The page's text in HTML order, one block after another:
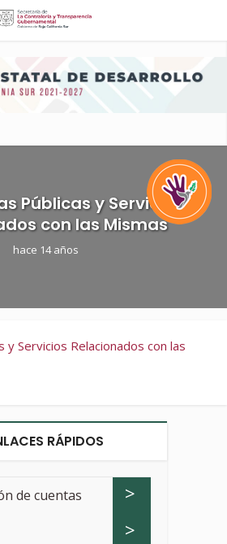
Públicas y Servicios
con las Mismas
hace 14 años
y Servicios Relacionados con las
RÁPIDOS
de cuentas >
>